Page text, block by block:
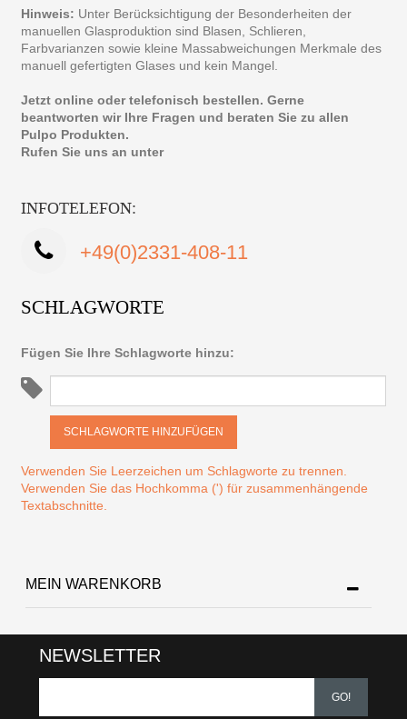
Hinweis: Unter Berücksichtigung der Besonderheiten der
manuellen Glasproduktion sind Blasen, Schlieren,
Farbvarianzen sowie kleine Massabweichungen Merkmale des
manuell gefertigten Glases und kein Mangel.
Jetzt online oder telefonisch bestellen. Gerne
beantworten wir Ihre Fragen und beraten Sie zu allen
Pulpo Produkten.
Rufen Sie uns an unter
INFOTELEFON:
+49(0)2331-408-11
SCHLAGWORTE
Fügen Sie Ihre Schlagworte hinzu:
SCHLAGWORTE HINZUFÜGEN
Verwenden Sie Leerzeichen um Schlagworte zu trennen.
Verwenden Sie das Hochkomma (') für zusammenhängende
Textabschnitte.
MEIN WARENKORB
NEWSLETTER
GO!